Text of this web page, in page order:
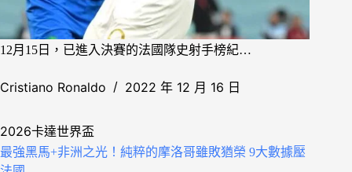
12月15日，已進入決賽的法國隊史射手榜紀…
Cristiano Ronaldo 2022 年 12 月 16 日
2026卡達世界盃
最強黑馬+非洲之光！純粹的摩洛哥雖敗猶榮 9大數據壓